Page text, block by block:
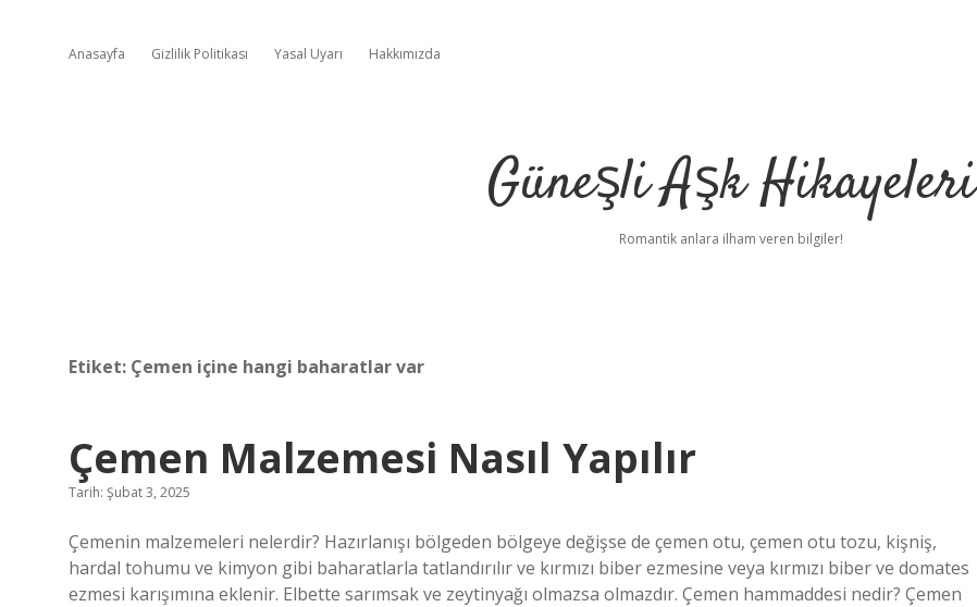
Anasayfa Gizlilik Politikası Yasal Uyarı Hakkımızda
Güneşli Aşk Hikayeleri
Romantik anlara ilham veren bilgiler!
Etiket: Çemen içine hangi baharatlar var
Çemen Malzemesi Nasıl Yapılır
Tarih: Şubat 3, 2025
Çemenin malzemeleri nelerdir? Hazırlanışı bölgeden bölgeye değişse de çemen otu, çemen otu tozu, kişniş,
hardal tohumu ve kimyon gibi baharatlarla tatlandırılır ve kırmızı biber ezmesine veya kırmızı biber ve domates
ezmesi karışımına eklenir. Elbette sarımsak ve zeytinyağı olmazsa olmazdır. Çemen hammaddesi nedir? Çemen